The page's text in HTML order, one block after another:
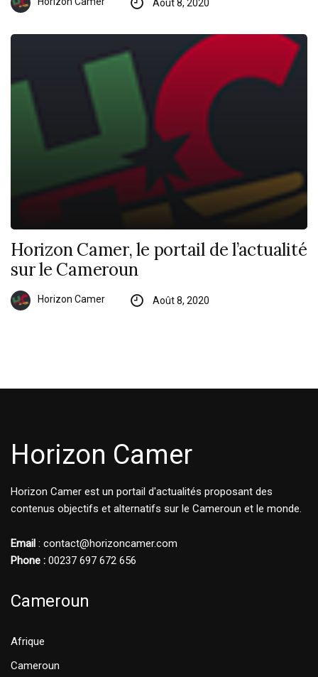
Août 8, 2020
Horizon Camer, le portail de l’actualité
sur le Cameroun
Horizon Camer Août 8, 2020
Horizon Camer
Horizon Camer est un portail d'actualités proposant des
contenus objectifs et alternatifs sur le Cameroun et le monde.
Email : contact@horizoncamer.com
Phone : 00237 697 672 656
Cameroun
Afrique
Cameroun